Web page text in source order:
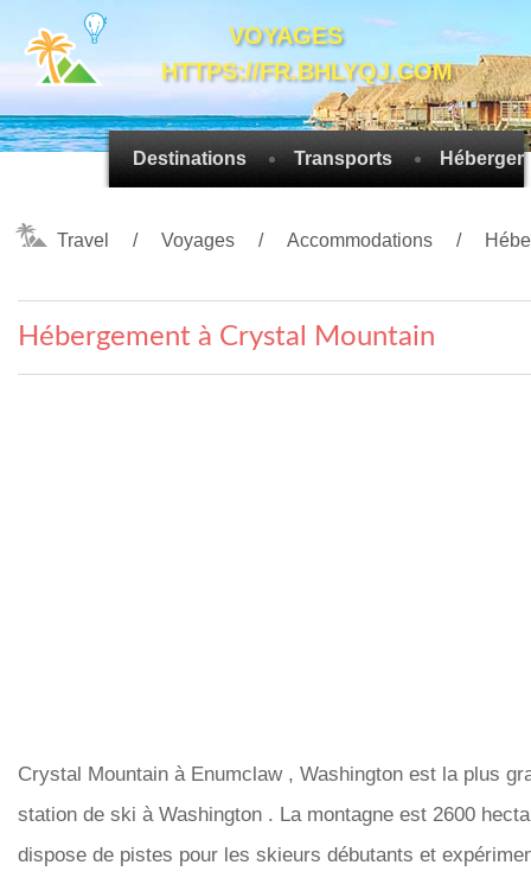
VOYAGES
HTTPS://FR.BHLYQJ.COM
Destinations Transports
Travel Voyages Accommodations
Hébergement à Crystal Mountain
Crystal Mountain à Enumclaw , Washington est la plus
station de ski à Washington . La montagne est 2600
dispose de pistes pour les skieurs débutants et